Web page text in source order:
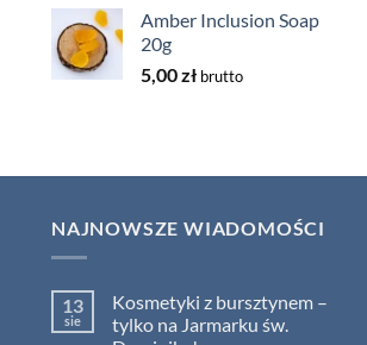
Amber Inclusion Soap
20g
5,00zł brutto
NAJNOWSZE WIADOMOŚCI
13
sie
Kosmetyki z bursztynem –
tylko na Jarmarku św.